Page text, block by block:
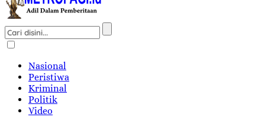
Nasional
Peristiwa
Kriminal
Politik
Video